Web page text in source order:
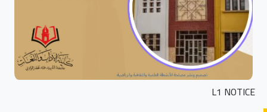
L1 NOTICE